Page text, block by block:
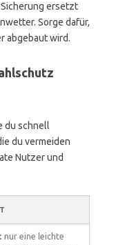
ersetzt
Sorge dafür,
abgebaut wird.
du schnell
du vermeiden
Nutzer und
nur eine leichte